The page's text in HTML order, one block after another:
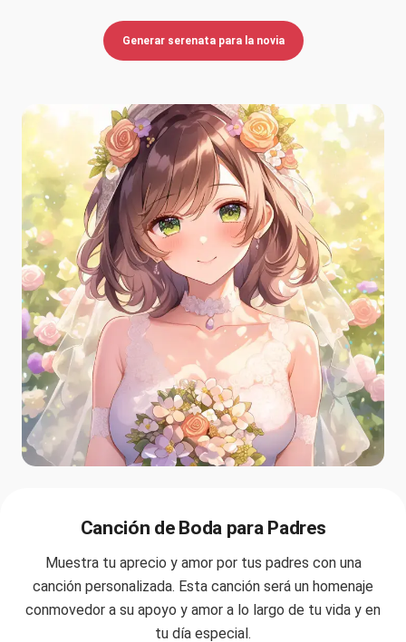
Generar serenata para la novia
Canción de Boda para Padres
Muestra tu aprecio y amor por tus padres con una
canción personalizada. Esta canción será un homenaje
conmovedor a su apoyo y amor a lo largo de tu vida y en
tu día especial.